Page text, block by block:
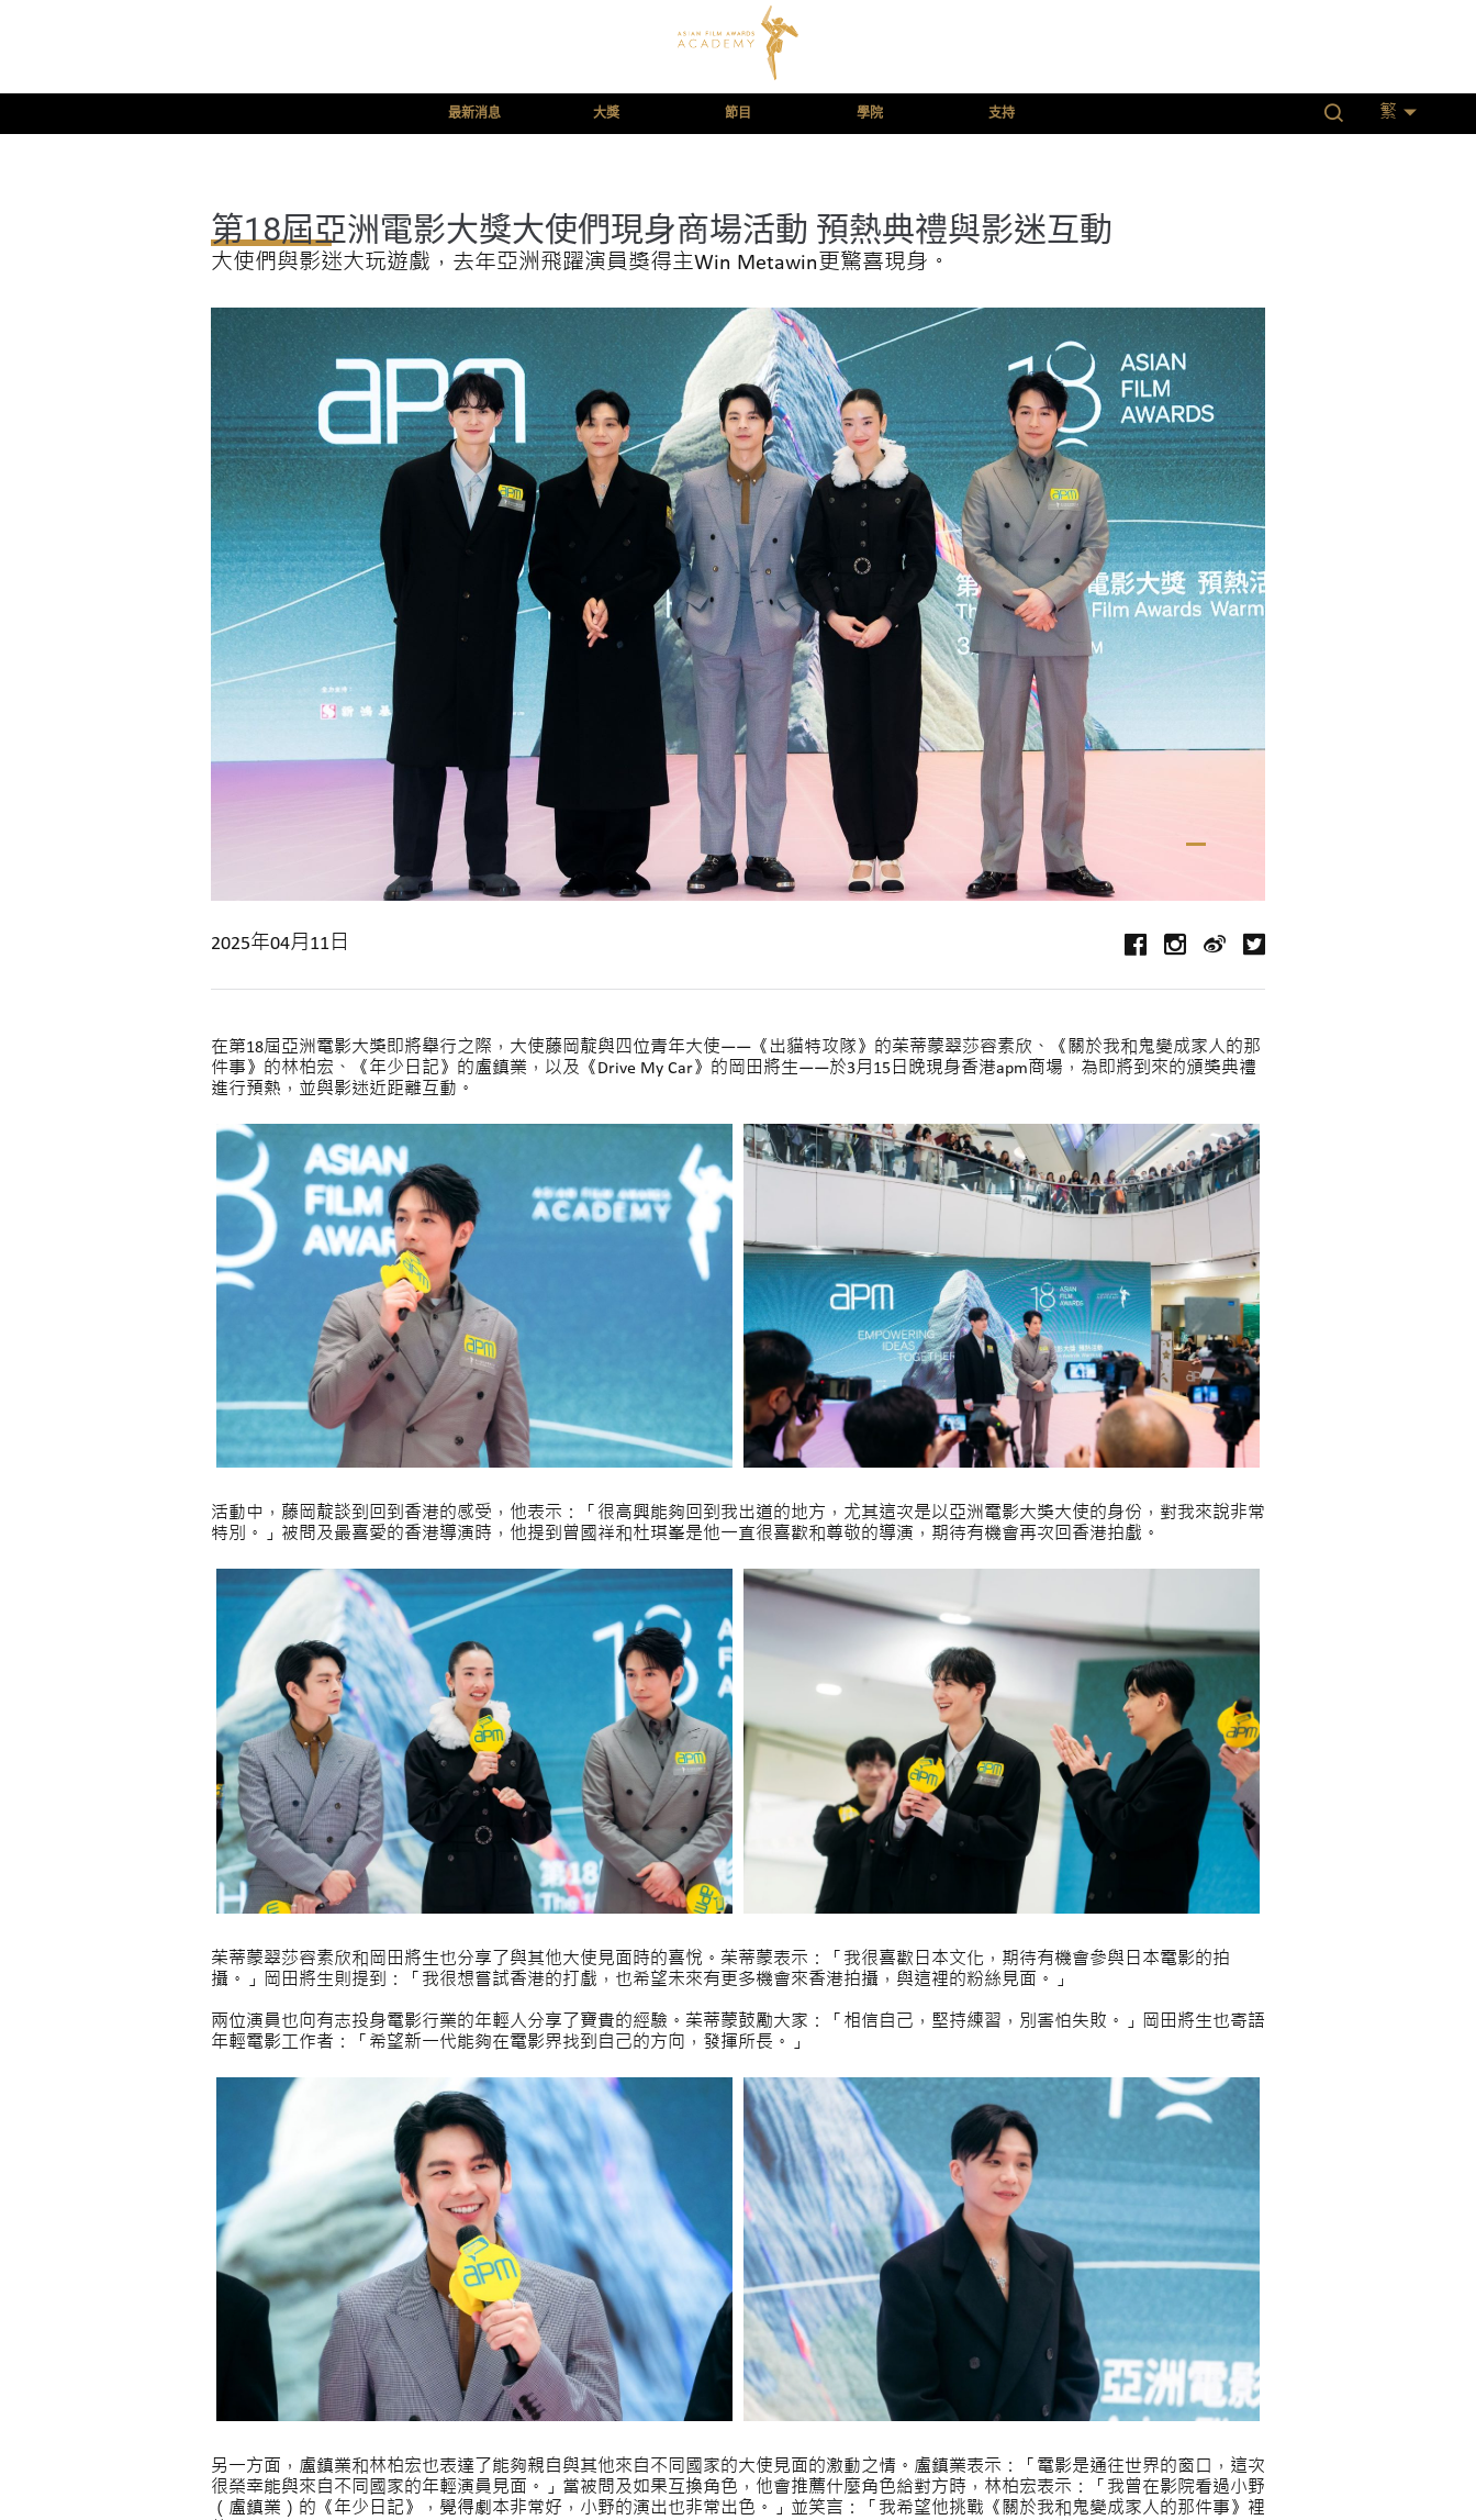
最新消息 大獎 節目 學院 支持 繁
第18屆亞洲電影大獎大使們現身商場活動 預熱典禮與影迷互動
大使們與影迷大玩遊戲，去年亞洲飛躍演員獎得主Win Metawin更驚喜現身。
2025年04月11日
在第18屆亞洲電影大獎即將舉行之際，大使藤岡靛與四位青年大使——《出貓特攻隊》的茱蒂蒙翠莎容素欣、《關於我和鬼變成家人的那
件事》的林柏宏、《年少日記》的盧鎮業，以及《Drive My Car》的岡田將生——於3月15日晚現身香港apm商場，為即將到來的頒獎典禮
進行預熱，並與影迷近距離互動。
活動中，藤岡靛談到回到香港的感受，他表示：「很高興能夠回到我出道的地方，尤其這次是以亞洲電影大獎大使的身份，對我來說非常
特別。」被問及最喜愛的香港導演時，他提到曾國祥和杜琪峯是他一直很喜歡和尊敬的導演，期待有機會再次回香港拍戲。
茱蒂蒙翠莎容素欣和岡田將生也分享了與其他大使見面時的喜悅。茱蒂蒙表示：「我很喜歡日本文化，期待有機會參與日本電影的拍
攝。」岡田將生則提到：「我很想嘗試香港的打戲，也希望未來有更多機會來香港拍攝，與這裡的粉絲見面。」
兩位演員也向有志投身電影行業的年輕人分享了寶貴的經驗。茱蒂蒙鼓勵大家：「相信自己，堅持練習，別害怕失敗。」岡田將生也寄語
年輕電影工作者：「希望新一代能夠在電影界找到自己的方向，發揮所長。」
另一方面，盧鎮業和林柏宏也表達了能夠親自與其他來自不同國家的大使見面的激動之情。盧鎮業表示：「電影是通往世界的窗口，這次
很榮幸能與來自不同國家的年輕演員見面。」當被問及如果互換角色，他會推薦什麼角色給對方時，林柏宏表示：「我曾在影院看過小野
（盧鎮業）的《年少日記》，覺得劇本非常好，小野的演出也非常出色。」並笑言：「我希望他挑戰《關於我和鬼變成家人的那件事》裡